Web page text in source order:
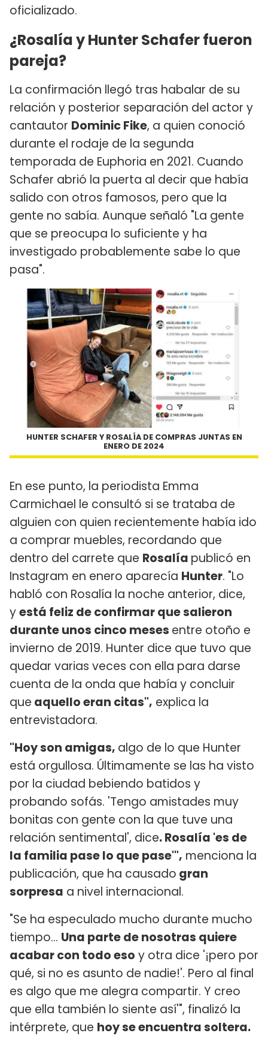
oficializado.
¿Rosalía y Hunter Schafer fueron
pareja?
La confirmación llegó tras habalar de su
relación y posterior separación del actor y
cantautor Dominic Fike, a quien conoció
durante el rodaje de la segunda
temporada de Euphoria en 2021. Cuando
Schafer abrió la puerta al decir que había
salido con otros famosos, pero que la
gente no sabía. Aunque señaló "La gente
que se preocupa lo suficiente y ha
investigado probablemente sabe lo que
pasa".
HUNTER SCHAFER Y ROSALÍA DE COMPRAS JUNTAS EN
ENERO DE 2024
En ese punto, la periodista Emma
Carmichael le consultó si se trataba de
alguien con quien recientemente había ido
a comprar muebles, recordando que
dentro del carrete que Rosalía publicó en
Instagram en enero aparecía Hunter. "Lo
habló con Rosalía la noche anterior, dice,
yestá feliz de confirmar que salieron
durante unos cinco meses entre otoño e
invierno de 2019. Hunter dice que tuvo que
quedar varias veces con ella para darse
cuenta de la onda que había y concluir
que aquello eran citas", explica la
entrevistadora.
"Hoy son amigas, algo de lo que Hunter
está orgullosa. Últimamente se las ha visto
por la ciudad bebiendo batidos y
probando sofás. 'Tengo amistades muy
bonitas con gente con la que tuve una
relación sentimental', dice. Rosalía 'es de
la familia pase lo que pase'", menciona la
publicación, que ha causado gran
sorpresa a nivel internacional.
"Se ha especulado mucho durante mucho
tiempo... Una parte de nosotras quiere
acabar con todo eso y otra dice '¡pero por
qué, si no es asunto de nadie!'. Pero al final
es algo que me alegra compartir. Y creo
que ella también lo siente así'", finalizó la
intérprete, que hoy se encuentra soltera.